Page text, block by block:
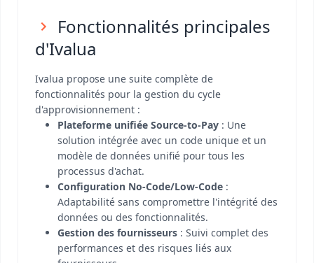
Fonctionnalités principales
d'Ivalua
Ivalua propose une suite complète de
fonctionnalités pour la gestion du cycle
d'approvisionnement :
Plateforme unifiée Source-to-Pay : Une
solution intégrée avec un code unique et un
modèle de données unifié pour tous les
processus d'achat.
Configuration No-Code/Low-Code :
Adaptabilité sans compromettre l'intégrité des
données ou des fonctionnalités.
Gestion des fournisseurs : Suivi complet des
performances et des risques liés aux